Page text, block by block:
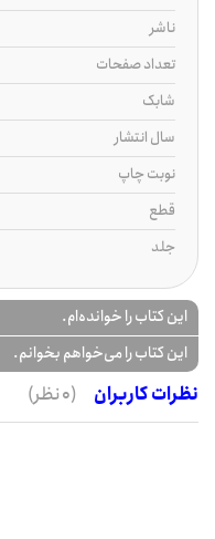
ناشر
تعداد صفحات
شابک
سال انتشار
نوبت چاپ
قطع
جلد
این کتاب را خوانده‌ام.
این کتاب را می‌خواهم بخوانم.
نظرات کاربران
(0 نظر)